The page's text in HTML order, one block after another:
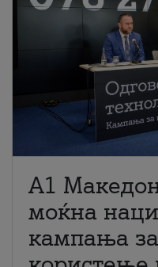
A1
моќна
кампања